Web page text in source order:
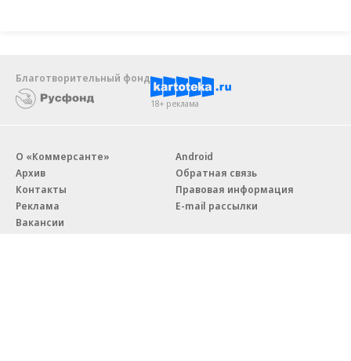
Благотворительный фонд
18+ реклама
О «Коммерсанте»
Архив
Контакты
Реклама
Вакансии
Android
Обратная связь
Правовая информация
E-mail рассылки